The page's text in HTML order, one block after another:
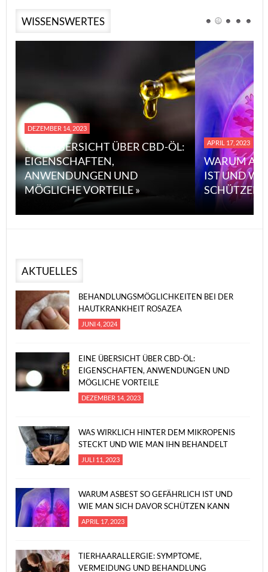
WISSENSWERTES
DEZEMBER 14, 2023
EINE ÜBERSICHT ÜBER CBD-ÖL:
EIGENSCHAFTEN,
ANWENDUNGEN UND
MÖGLICHE VORTEILE »
APRIL 17, 2023
WARUM
IST UND
SCHÜTZEN
AKTUELLES
BEHANDLUNGSMÖGLICHKEITEN BEI DER
HAUTKRANKHEIT ROSAZEA
JUNI 4, 2024
EINE ÜBERSICHT ÜBER CBD-ÖL:
EIGENSCHAFTEN, ANWENDUNGEN UND
MÖGLICHE VORTEILE
DEZEMBER 14, 2023
WAS WIRKLICH HINTER DEM MIKROPENIS
STECKT UND WIE MAN IHN BEHANDELT
JULI 11, 2023
WARUM ASBEST SO GEFÄHRLICH IST UND
WIE MAN SICH DAVOR SCHÜTZEN KANN
APRIL 17, 2023
TIERHAARALLERGIE: SYMPTOME,
VERMEIDUNG UND BEHANDLUNG